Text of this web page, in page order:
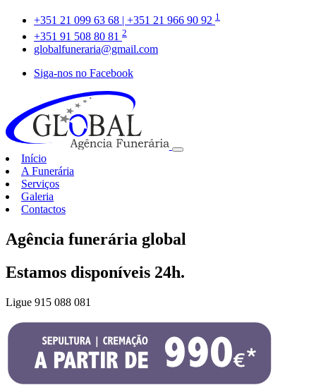
+351 21 099 63 68 | +351 21 966 90 92 1
+351 91 508 80 81 2
globalfuneraria@gmail.com
Siga-nos no Facebook
Início
A Funerária
Serviços
Galeria
Contactos
Agência funerária global
Estamos disponíveis 24h.
Ligue 915 088 081